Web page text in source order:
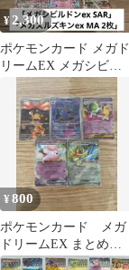
¥ 2,300
ポケモンカード メガド
リームEX メガシビル
ドンex SAR まとめ売り
¥800
ポケモンカード メガ
ドリームEX まとめ売
り ♡